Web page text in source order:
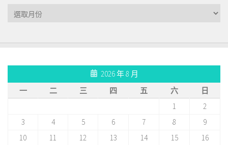
彙
2026 年 8 月
一
二 三 四 五 六
日
1
2
3
4 5 6 7 8
9
10
11 12 13 14 15
16